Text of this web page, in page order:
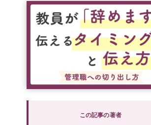
この記事の著者